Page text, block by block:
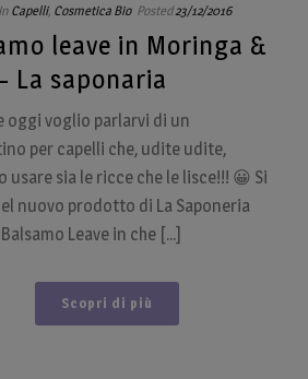
In Capelli, Cosmetica Bio Posted 23/12/2016
leave in Moringa &
La saponaria
oggi voglio parlarvi di un
per capelli che, udite udite,
usare sia le ricce che le lisce!!! 😀 Si
nuovo prodotto di La Saponeria
Leave in che [...]
Scopri di più